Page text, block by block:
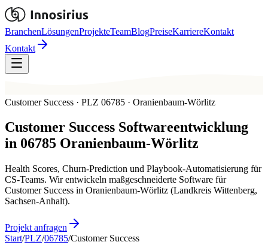
BranchenLösungenProjekteTeamBlogPreiseKarriereKontakt
Kontakt
Customer Success · PLZ 06785 · Oranienbaum-Wörlitz
Customer Success Softwareentwicklung
in 06785 Oranienbaum-Wörlitz
Health Scores, Churn-Prediction und Playbook-Automatisierung für
CS-Teams. Wir entwickeln maßgeschneiderte Software für
Customer Success in Oranienbaum-Wörlitz (Landkreis Wittenberg,
Sachsen-Anhalt).
Projekt anfragen
Start/PLZ/06785/Customer Success